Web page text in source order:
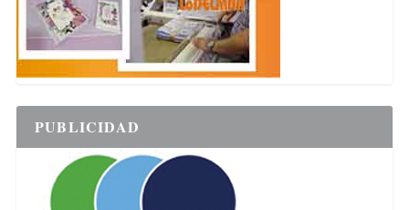
PUBLICIDAD